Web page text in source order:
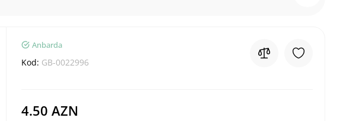
Anbarda
Kod: GB-0022996
4.50 AZN